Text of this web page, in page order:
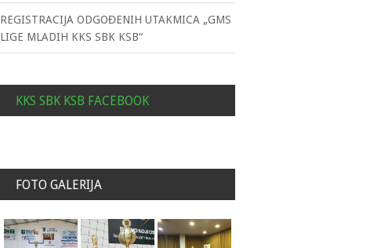
REGISTRACIJA ODGOĐENIH UTAKMICA „GMS
LIGE MLADIH KKS SBK KSB“
KKS SBK KSB FACEBOOK
FOTO GALERIJA